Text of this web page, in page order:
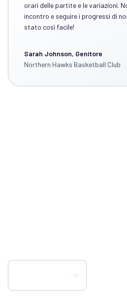
orari delle partite e le variazioni.
incontro e seguire i progressi di
stato così facile!
Sarah Johnson, Genitore
Northern Hawks Basketball Club